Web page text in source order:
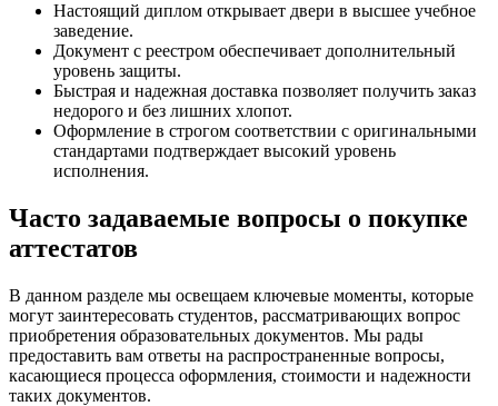
Настоящий диплом открывает двери в высшее учебное
заведение.
Документ с реестром обеспечивает дополнительный
уровень защиты.
Быстрая и надежная доставка позволяет получить заказ
недорого и без лишних хлопот.
Оформление в строгом соответствии с оригинальными
стандартами подтверждает высокий уровень
исполнения.
Часто задаваемые вопросы о покупке
аттестатов
В данном разделе мы освещаем ключевые моменты, которые
могут заинтересовать студентов, рассматривающих вопрос
приобретения образовательных документов. Мы рады
предоставить вам ответы на распространенные вопросы,
касающиеся процесса оформления, стоимости и надежности
таких документов.